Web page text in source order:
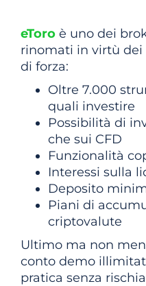
eToro è uno dei
rinomati in virtù
di forza:
Oltre 7.000
quali investire
Possibilità di
che sui CFD
Funzionalità
Interessi sulla
Deposito
Piani di
criptovalute
Ultimo ma non
conto demo
pratica senza